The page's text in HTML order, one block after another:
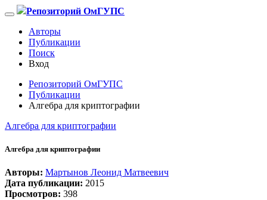
Репозиторий ОмГУПС
Авторы
Публикации
Поиск
Вход
Репозиторий ОмГУПС
Публикации
Алгебра для криптографии
Алгебра для криптографии
Алгебра для криптографии
Авторы: Мартынов Леонид Матвеевич
Дата публикации: 2015
Просмотров: 398